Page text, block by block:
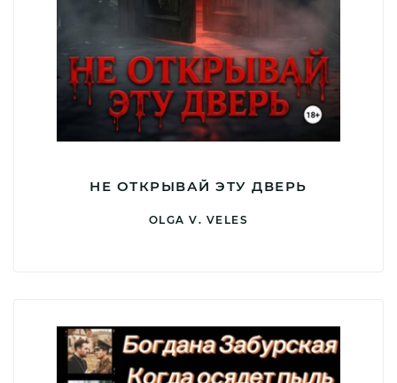
НЕ ОТКРЫВАЙ ЭТУ ДВЕРЬ
OLGA V. VELES